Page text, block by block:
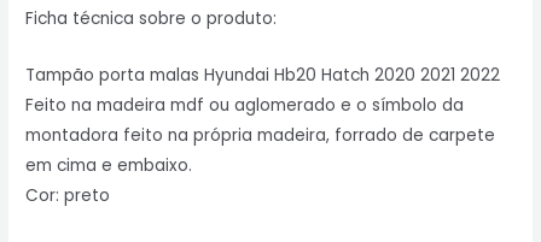
Ficha técnica sobre o produto:
Tampão porta malas Hyundai Hb20 Hatch 2020 2021 2022
Feito na madeira mdf ou aglomerado e o símbolo da
montadora feito na própria madeira, forrado de carpete
em cima e embaixo.
Cor: preto